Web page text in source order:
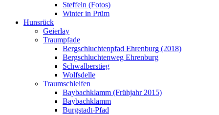
Steffeln (Fotos)
Winter in Prüm
Hunsrück
Geierlay
Traumpfade
Bergschluchtenpfad Ehrenburg (2018)
Bergschluchtenweg Ehrenburg
Schwalberstieg
Wolfsdelle
Traumschleifen
Baybachklamm (Frühjahr 2015)
Baybachklamm
Burgstadt-Pfad